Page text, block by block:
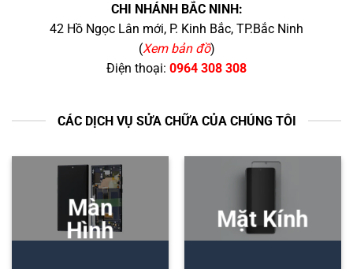
CHI NHÁNH BẮC NINH:
42 Hồ Ngọc Lân mới, P. Kinh Bắc, TP.Bắc Ninh
(Xem bản đồ)
Điện thoại: 0964 308 308
CÁC DỊCH VỤ SỬA CHỮA CỦA CHÚNG TÔI
Màn
Hình
Mặt Kính